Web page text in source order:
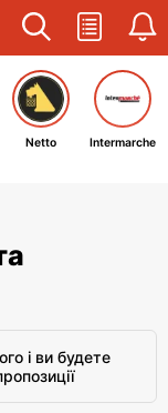
Netto Intermarche
і ви будете